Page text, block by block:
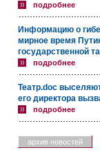
подробнее
Информацию о
мирное время
государственной
подробнее
Театр.doc
его директора
подробнее
архив новостей